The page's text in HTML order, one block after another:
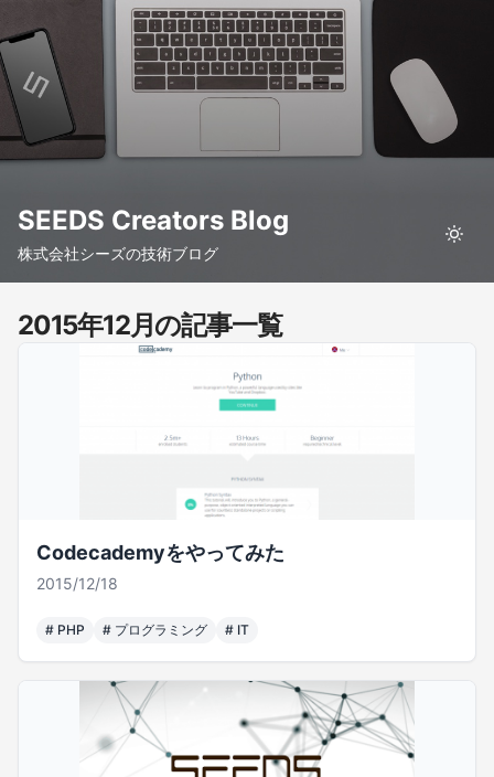
SEEDS Creators Blog
株式会社シーズの技術ブログ
2015年12月の記事一覧
Codecademyをやってみた
2015/12/18
# PHP # プログラミング # IT